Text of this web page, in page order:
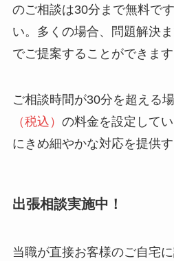
のご相談は30分まで無料で
い。多くの場合、問題解決
でご提案することができます
ご相談時間が30分を超える場
（税込） の料金を設定して
にきめ細やかな対応を提供
出張相談実施中！
当職が直接お客様のご自宅